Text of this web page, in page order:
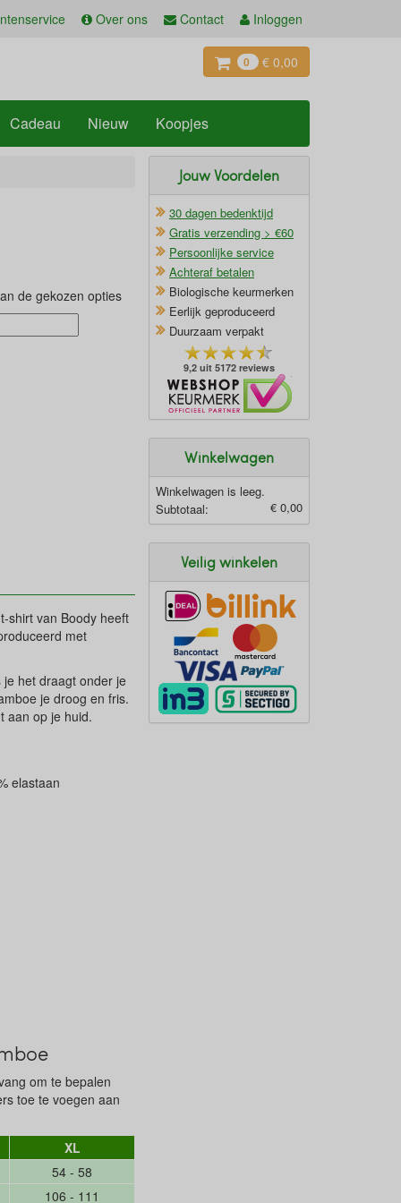
Over ons Contact Inloggen
0 € 0,00
Cadeau Nieuw Koopjes
de gekozen opties
shirt van Boody heeft
met
het draagt onder je
je droog en fris.
aan op je huid.
elastaan
om te bepalen
toe te voegen aan
XL
54 - 58
106 - 111
Jouw Voordelen
30 dagen bedenktijd
Gratis verzending > €60
Persoonlijke service
Achteraf betalen
Biologische keurmerken
Eerlijk geproduceerd
Duurzaam verpakt
9,2 uit 5172 reviews
Winkelwagen
Winkelwagen is leeg.
Subtotaal:
€ 0,00
Veilig winkelen